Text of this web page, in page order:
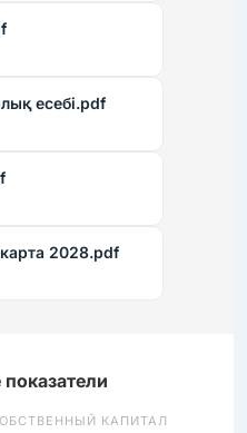
есебі.pdf
2028.pdf
КАПИТАЛ